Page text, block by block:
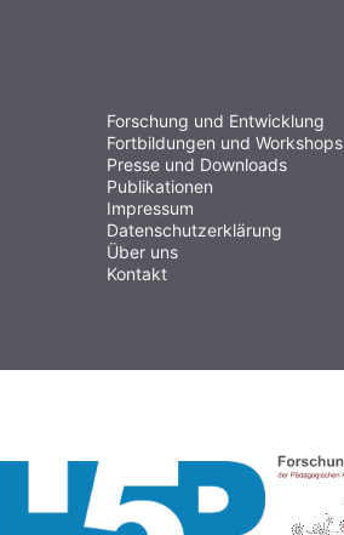
Forschung und Entwicklung
Fortbildungen und Workshops
Presse und Downloads
Publikationen
Impressum
Datenschutzerklärung
Über uns
Kontakt